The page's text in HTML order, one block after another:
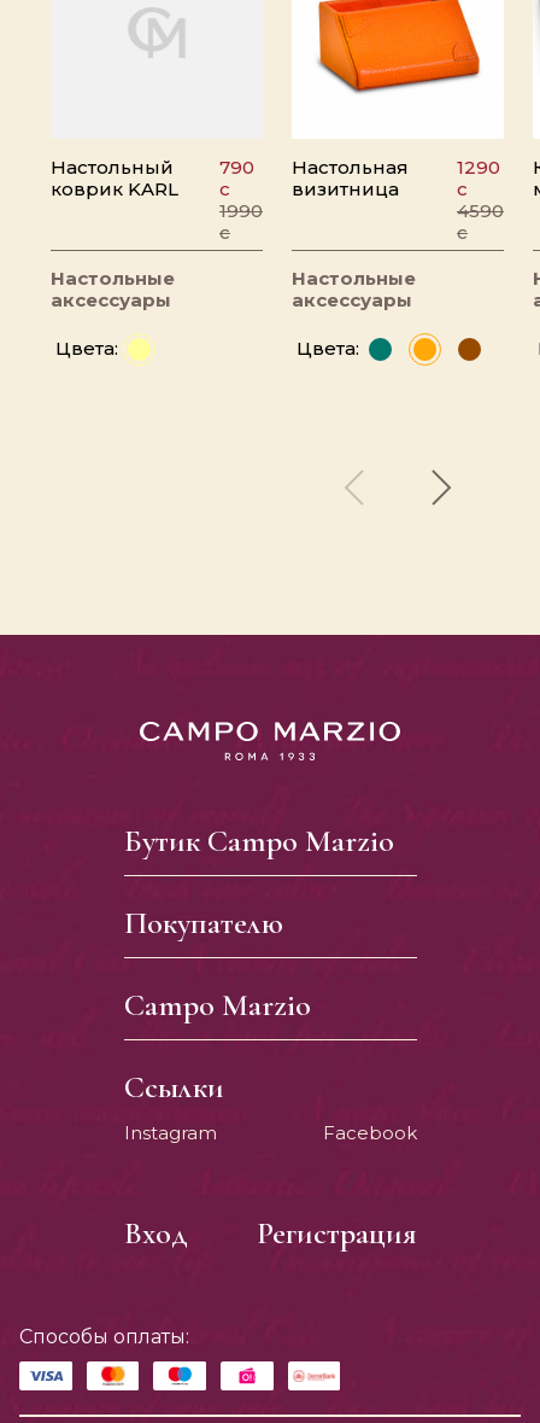
Настольный
коврик KARL
790
c
1990
c
Настольные
аксессуары
Цвета:
Настольная
визитница
1290
c
4590
c
Настольные
аксессуары
Цвета:
Бутик Campo Marzio
Покупателю
Campo Marzio
Ссылки
Instagram Facebook
Вход Регистрация
Способы оплаты: